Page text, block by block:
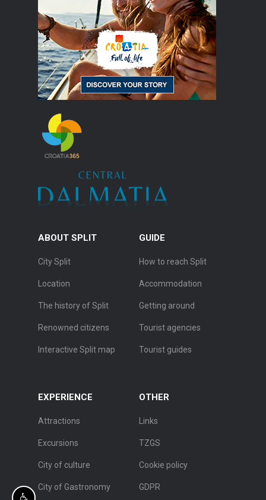
ABOUT SPLIT
City Split
Location
The history of Split
Renowned citizens
Interactive Split map
GUIDE
How to reach Split
Accommodation
Getting around
Tourist agencies
Tourist guides
EXPERIENCE
Attractions
Excursions
City of culture
City of Gastronomy
OTHER
Links
TZGS
Cookie policy
GDPR